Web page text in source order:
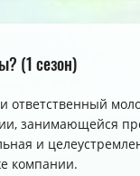
(1 сезон)
ответственный
занимающейся
и
компании.